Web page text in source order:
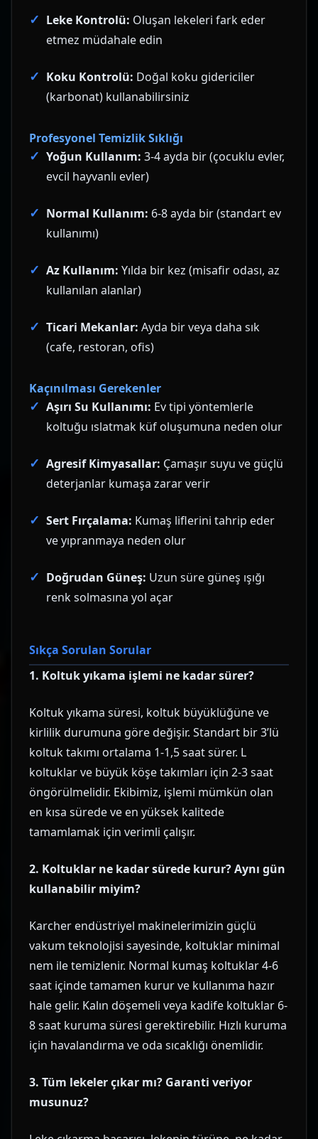
Leke Kontrolü: Oluşan lekeleri fark eder
etmez müdahale edin
Koku Kontrolü: Doğal koku gidericiler
(karbonat) kullanabilirsiniz
Profesyonel Temizlik Sıklığı
Yoğun Kullanım: 3-4 ayda bir (çocuklu evler,
evcil hayvanlı evler)
Normal Kullanım: 6-8 ayda bir (standart ev
kullanımı)
Az Kullanım: Yılda bir kez (misafir odası, az
kullanılan alanlar)
Ticari Mekanlar: Ayda bir veya daha sık
(cafe, restoran, ofis)
Kaçınılması Gerekenler
Aşırı Su Kullanımı: Ev tipi yöntemlerle
koltuğu ıslatmak küf oluşumuna neden olur
Agresif Kimyasallar: Çamaşır suyu ve güçlü
deterjanlar kumaşa zarar verir
Sert Fırçalama: Kumaş liflerini tahrip eder
ve yıpranmaya neden olur
Doğrudan Güneş: Uzun süre güneş ışığı
renk solmasına yol açar
Sıkça Sorulan Sorular
1. Koltuk yıkama işlemi ne kadar sürer?
Koltuk yıkama süresi, koltuk büyüklüğüne ve
kirlilik durumuna göre değişir. Standart bir 3’lü
koltuk takımı ortalama 1-1,5 saat sürer. L
koltuklar ve büyük köşe takımları için 2-3 saat
öngörülmelidir. Ekibimiz, işlemi mümkün olan
en kısa sürede ve en yüksek kalitede
tamamlamak için verimli çalışır.
2. Koltuklar ne kadar sürede kurur? Aynı gün
kullanabilir miyim?
Karcher endüstriyel makinelerimizin güçlü
vakum teknolojisi sayesinde, koltuklar minimal
nem ile temizlenir. Normal kumaş koltuklar 4-6
saat içinde tamamen kurur ve kullanıma hazır
hale gelir. Kalın döşemeli veya kadife koltuklar 6-
8 saat kuruma süresi gerektirebilir. Hızlı kuruma
için havalandırma ve oda sıcaklığı önemlidir.
3. Tüm lekeler çıkar mı? Garanti veriyor
musunuz?